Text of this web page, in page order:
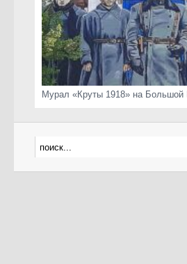
Мурал «Круты 1918» на Большой